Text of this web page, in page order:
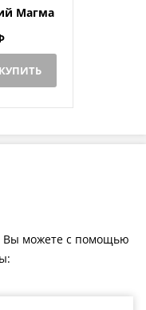
Магма
КУПИТЬ
Вы можете с помощью